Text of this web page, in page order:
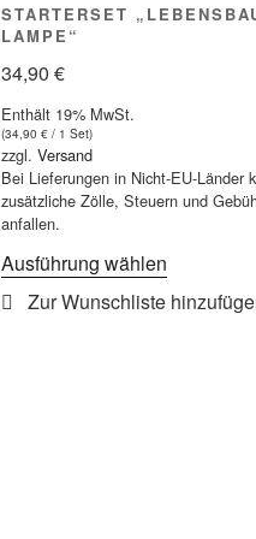
STARTERSET
LAMPE“
34,90€
Enthält 19% MwSt.
(34,90€ / 1 Set)
zzgl.Versand
Bei Lieferungen in Nicht-EU-Länder
zusätzliche Zölle, Steuern und
anfallen.
Ausführung wählen
Produkt